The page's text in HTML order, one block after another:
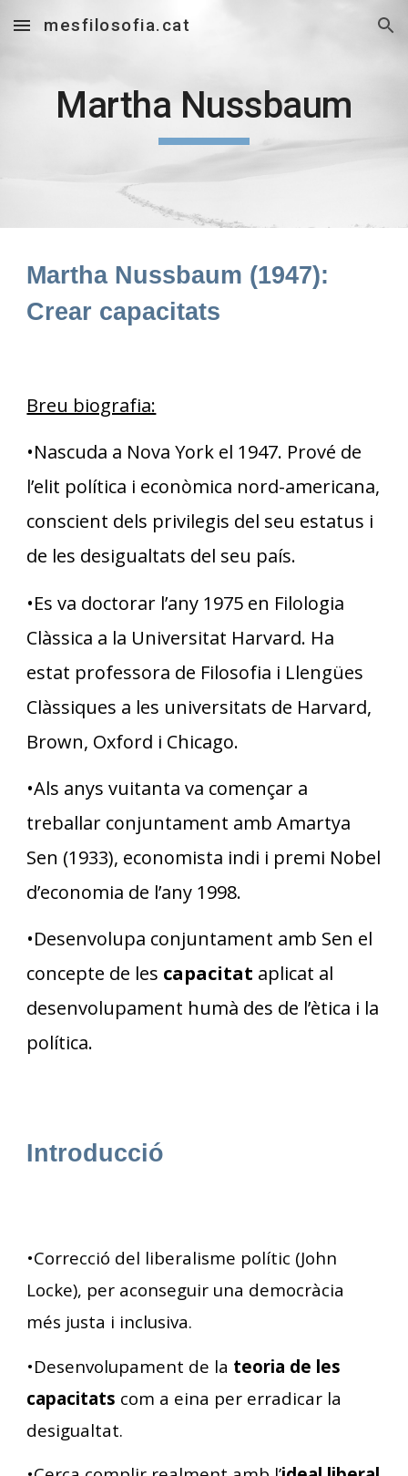
Skip to main content Skip to navigation
mesfilosofia.cat
Martha Nussbaum
Martha Nussbaum (1947):
Crear capacitats
Breu biografia:
•Nascuda a Nova York el 1947. Prové de
l’elit política i econòmica nord-americana,
conscient dels privilegis del seu estatus i
de les desigualtats del seu país.
•Es va doctorar l’any 1975 en Filologia
Clàssica a la Universitat Harvard. Ha
estat professora de Filosofia i Llengües
Clàssiques a les universitats de Harvard,
Brown, Oxford i Chicago.
•Als anys vuitanta va començar a
treballar conjuntament amb Amartya
Sen (1933), economista indi i premi Nobel
d’economia de l’any 1998.
•Desenvolupa conjuntament amb Sen el
concepte de les capacitat aplicat al
desenvolupament humà des de l’ètica i la
política.
Introducció
•Correcció del liberalisme polític (John
Locke), per aconseguir una democràcia
més justa i inclusiva.
•Desenvolupament de la teoria de les
capacitats com a eina per erradicar la
desigualtat.